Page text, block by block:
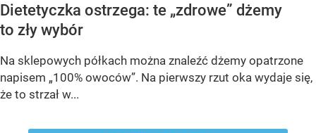
Dietetyczka ostrzega: te „zdrowe” dżemy
to zły wybór
Na sklepowych półkach można znaleźć dżemy opatrzone
napisem „100% owoców”. Na pierwszy rzut oka wydaje się,
że to strzał w...